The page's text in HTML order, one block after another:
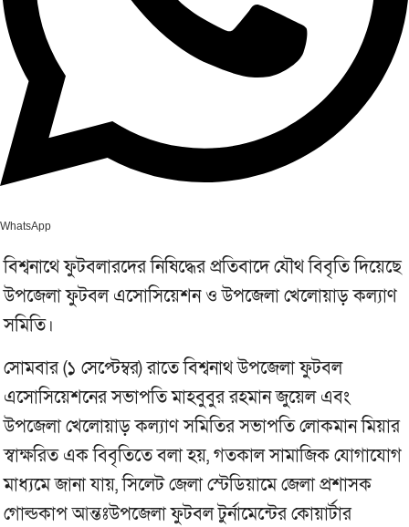
WhatsApp
বিশ্বনাথে ফুটবলারদের নিষিদ্ধের প্রতিবাদে যৌথ বিবৃতি দিয়েছে
উপজেলা ফুটবল এসোসিয়েশন ও উপজেলা খেলোয়াড় কল্যাণ
সমিতি।
সোমবার (১ সেপ্টেম্বর) রাতে বিশ্বনাথ উপজেলা ফুটবল
এসোসিয়েশনের সভাপতি মাহবুবুর রহমান জুয়েল এবং
উপজেলা খেলোয়াড় কল্যাণ সমিতির সভাপতি লোকমান মিয়ার
স্বাক্ষরিত এক বিবৃতিতে বলা হয়, গতকাল সামাজিক যোগাযোগ
মাধ্যমে জানা যায়, সিলেট জেলা স্টেডিয়ামে জেলা প্রশাসক
গোল্ডকাপ আন্তঃউপজেলা ফুটবল টুর্নামেন্টের কোয়ার্টার